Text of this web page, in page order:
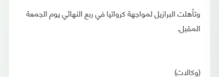
وتأهلت البرازيل لمواجهة كرواتيا في ربع النهائي يوم الجمعة
المقبل.
(وكالات)